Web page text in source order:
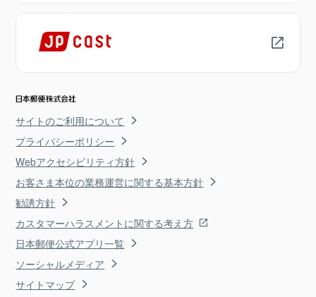
サイトのご利用について
プライバシーポリシー
Webアクセシビリティ方針
お客さま本位の業務運営に関する基本方針
勧誘方針
カスタマーハラスメントに関する考え方
日本郵便公式アプリ一覧
ソーシャルメディア
サイトマップ